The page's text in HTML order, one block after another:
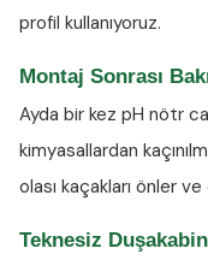
profil kullanıyoruz.
Montaj Sonrası
Ayda bir kez pH nötr
kimyasallardan
olası kaçakları önler
Teknesiz